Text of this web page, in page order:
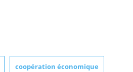
coopération économique